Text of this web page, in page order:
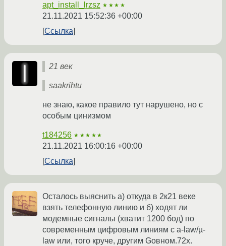
apt_install_lrzsz ★★★★
21.11.2021 15:52:36 +00:00
Ссылка
21 век
saakrihtu
не знаю, какое правило тут нарушено, но с
особым цинизмом
t184256 ★★★★★
21.11.2021 16:00:16 +00:00
Ссылка
Осталось выяснить а) откуда в 2к21 веке
взять телефонную линию и б) ходят ли
модемные сигналы (хватит 1200 бод) по
современным цифровым линиям с a-law/µ-
law или, того круче, другим Gовном.72x.